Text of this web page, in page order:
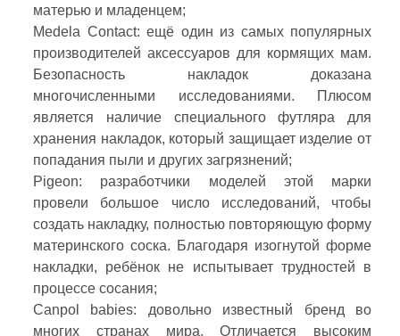
матерью и младенцем;
Medela Contact: ещё один из самых популярных
производителей аксессуаров для кормящих мам.
Безопасность накладок доказана
многочисленными исследованиями. Плюсом
является наличие специального футляра для
хранения накладок, который защищает изделие от
попадания пыли и других загрязнений;
Pigeon: разработчики моделей этой марки
провели большое число исследований, чтобы
создать накладку, полностью повторяющую форму
материнского соска. Благодаря изогнутой форме
накладки, ребёнок не испытывает трудностей в
процессе сосания;
Canpol babies: довольно известный бренд во
многих странах мира. Отличается высоким